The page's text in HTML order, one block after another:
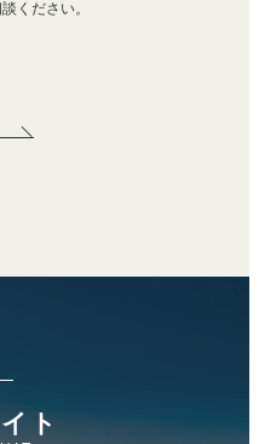
ください。
ト